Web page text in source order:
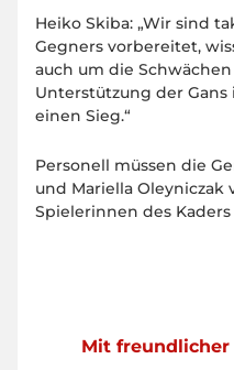
Heiko Skiba: „Wir sind
Gegners vorbereitet,
auch um die
Unterstützung der
einen Sieg.“
Personell müssen die
und Mariella Oleyniczak
Spielerinnen des
Mit